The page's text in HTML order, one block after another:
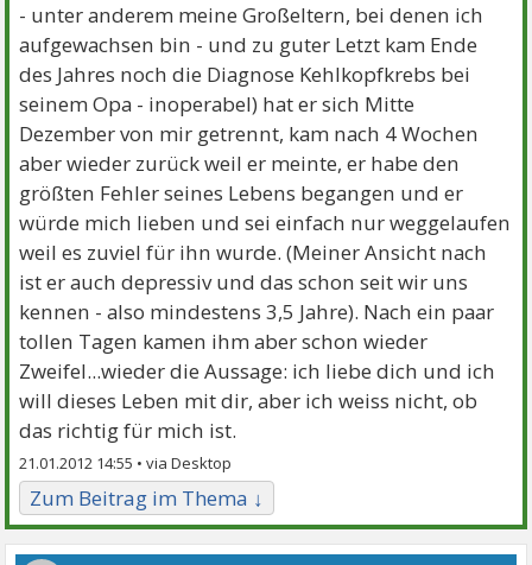
- unter anderem meine Großeltern, bei denen ich
aufgewachsen bin - und zu guter Letzt kam Ende
des Jahres noch die Diagnose Kehlkopfkrebs bei
seinem Opa - inoperabel) hat er sich Mitte
Dezember von mir getrennt, kam nach 4 Wochen
aber wieder zurück weil er meinte, er habe den
größten Fehler seines Lebens begangen und er
würde mich lieben und sei einfach nur weggelaufen
weil es zuviel für ihn wurde. (Meiner Ansicht nach
ist er auch depressiv und das schon seit wir uns
kennen - also mindestens 3,5 Jahre). Nach ein paar
tollen Tagen kamen ihm aber schon wieder
Zweifel...wieder die Aussage: ich liebe dich und ich
will dieses Leben mit dir, aber ich weiss nicht, ob
das richtig für mich ist.
21.01.2012 14:55 •
Zum Beitrag im Thema ↓